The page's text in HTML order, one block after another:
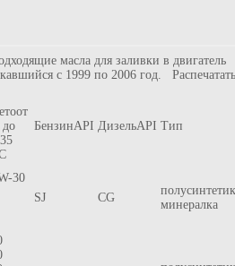
масла для заливки в двигатель
с 1999 по 2006 год. Распечатать
до
БензинAPI ДизельAPI Тип
30
SJ CG
минералка